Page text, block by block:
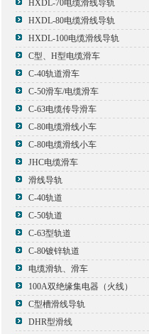
HXDL-70电缆滑线导轨
HXDL-80电缆滑线导轨
HXDL-100电缆滑线导轨
C型、H型电缆滑车
C-40轨道滑车
C-50滑车/电缆滑车
C-63电缆传导滑车
C-80电缆滑线小车
C-80电缆滑线小车
JHC电缆滑车
滑线导轨
C-40轨道
C-50轨道
C-63型轨道
C-80镀锌轨道
电缆滑轨、滑车
100A双绝缘集电器（火线）
C型槽滑线导轨
DHR型滑线